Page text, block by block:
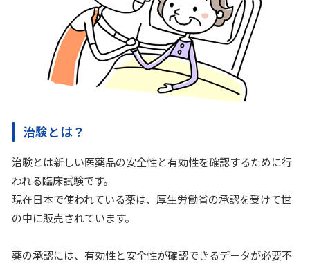
治験とは？
治験とは新しい医薬品の安全性と有効性を確認するために行
われる臨床試験です。
現在日本で使われている薬は、厚生労働省の承認を受けて世
の中に販売されています。
薬の承認には、有効性と安全性が確認できるデータが必要不